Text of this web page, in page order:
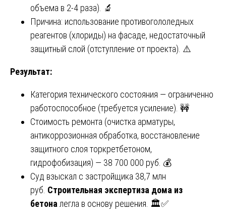
объема в 2-4 раза). 🔬
Причина: использование противогололедных
реагентов (хлориды) на фасаде, недостаточный
защитный слой (отступление от проекта). ⚠️
Результат:
Категория технического состояния — ограниченно
работоспособное (требуется усиление). 🚧
Стоимость ремонта (очистка арматуры,
антикоррозионная обработка, восстановление
защитного слоя торкретбетоном,
гидрофобизация) — 38 700 000 руб. 💰
Суд взыскал с застройщика 38,7 млн
руб. Строительная экспертиза дома из
бетона легла в основу решения. 🏛️✅